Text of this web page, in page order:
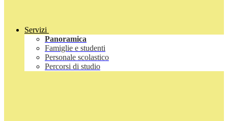
Servizi
Panoramica
Famiglie e studenti
Personale scolastico
Percorsi di studio